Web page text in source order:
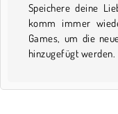
Speichere deine
komm immer
Games, um die
hinzugefügt werden.